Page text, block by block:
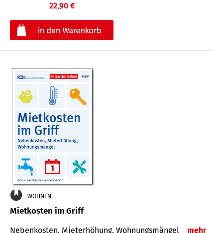
22,90 €
WOHNEN
Mietkosten im Griff
Nebenkosten, Mieterhöhung, Wohnungsmängel mehr